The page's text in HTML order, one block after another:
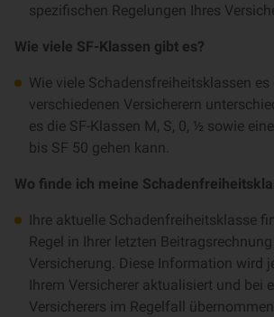
spezifischen Regelungen Ihres
Wie viele SF-Klassen gibt es?
Wie viele Schadensfreiheitsklassen es
verschiedenen Versicherern
es die SF-Klassen M, S, 0, ½ sowie
bis SF 50 gehen kann.
Wo finde ich meine
Ihre aktuelle Schadenfreiheitsklasse
Regel in Ihrer letzten Beitragsrechnung
Versicherung. Diese Information wird
Ihrem Versicherer aktualisiert und bei
Versicherers im Regelfall